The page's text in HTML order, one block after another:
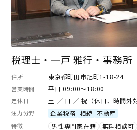
税理士・一戸 雅行・事務所
住所 東京都町田市旭町1-18-24
営業時間 平日 09:00～18:00
定休日 土 ／ 日 ／ 祝（休日、時間外
注力分野 企業税務 相続 不動産
特徴 男性専門家在籍 無料相談可